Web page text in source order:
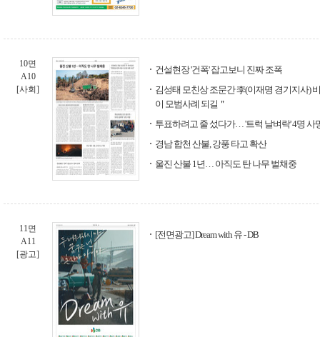
10면
A10
[사회]
건설현장 '건폭' 잡고보니 진짜 조폭
김성태 모친상 조문간 李(이재명 경기지사)
이 모범사례 되길＂
투표하려고 줄 섰다가… '트럭 날벼락' 4명 사
경남 합천 산불, 강풍 타고 확산
울진 산불 1년… 아직도 탄 나무 벌채중
11면
A11
[광고]
[전면광고] Dream with 유 - DB